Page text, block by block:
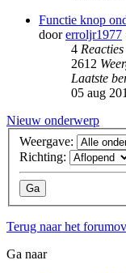
Functie knop
doorerroljr1977
4 Reacties
2612
Laatste
05 aug
Nieuw onderwerp
Weergave:
Richting:
Terug naar het
Ga naar